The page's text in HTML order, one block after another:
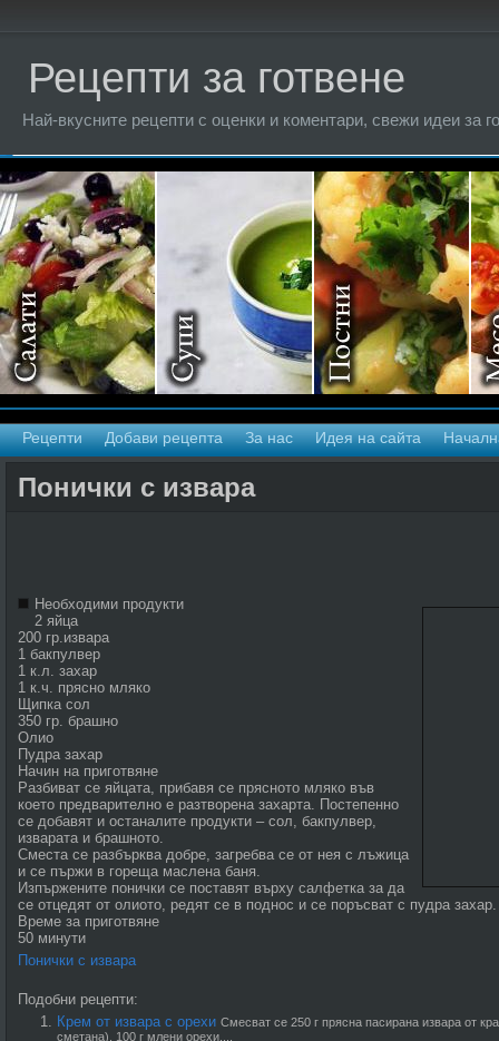
Рецепти за готвене
Най-вкусните рецепти с оценки и коментари, свежи идеи за
Рецепти Добави рецепта За нас Идея на сайта
Понички с извара
Необходими продукти
2 яйца
200 гр.извара
1 бакпулвер
1 к.л. захар
1 к.ч. прясно мляко
Щипка сол
350 гр. брашно
Олио
Пудра захар
Начин на приготвяне
Разбиват се яйцата, прибавя се прясното мляко във
което предварително е разтворена захарта. Постепенно
се добавят и останалите продукти – сол, бакпулвер,
изварата и брашното.
Сместа се разбърква добре, загребва се от нея с лъжица
и се пържи в гореща маслена баня.
Изпържените понички се поставят върху салфетка за да
се отцедят от олиото, редят се в поднос и се поръсват с пудра захар.
Време за приготвяне
50 минути
Понички с извара
Подобни рецепти:
Крем от извара с орехи Смесват се 250 г прясна пасирана извара от